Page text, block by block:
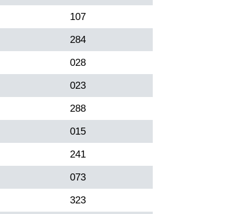
107
284
028
023
288
015
241
073
323